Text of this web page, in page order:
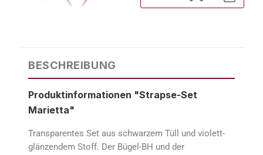
BESCHREIBUNG
Produktinformationen "Strapse-Set
Marietta"
Transparentes Set aus schwarzem Tüll und violett-
glänzendem Stoff. Der Bügel-BH und der